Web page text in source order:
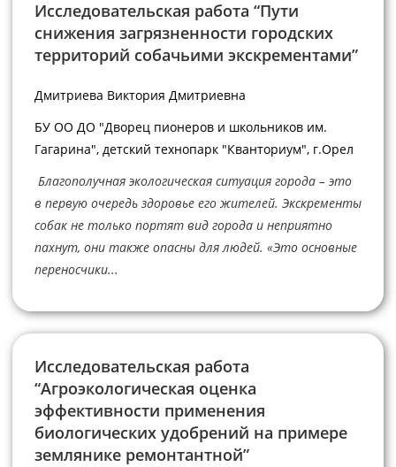
Исследовательская работа “Пути
снижения загрязненности городских
территорий собачьими экскрементами”
Дмитриева Виктория Дмитриевна
БУ ОО ДО "Дворец пионеров и школьников им.
Гагарина", детский технопарк "Кванториум", г.Орел
Благополучная экологическая ситуация города – это
в первую очередь здоровье его жителей. Экскременты
собак не только портят вид города и неприятно
пахнут, они также опасны для людей. «Это основные
переносчики...
Исследовательская работа
“Агроэкологическая оценка
эффективности применения
биологических удобрений на примере
землянике ремонтантной”